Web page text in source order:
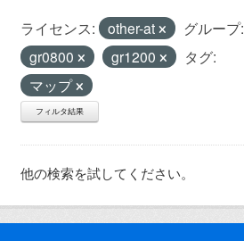
ライセンス: other-at
グループ:
gr0800
gr1200
タグ:
マップ
フィルタ結果
他の検索を試してください。